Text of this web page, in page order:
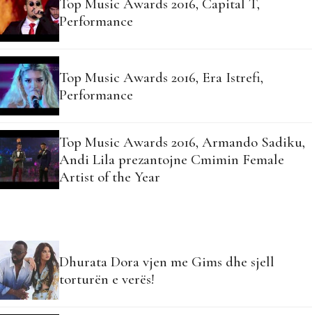
Top Music Awards 2016, Capital T,
Performance
Top Music Awards 2016, Era Istrefi,
Performance
Top Music Awards 2016, Armando Sadiku,
Andi Lila prezantojne Cmimin Female
Artist of the Year
Dhurata Dora vjen me Gims dhe sjell
torturën e verës!